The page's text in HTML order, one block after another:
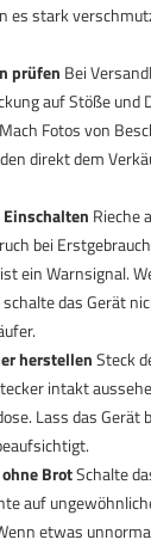
es stark
prüfen Bei
auf Stöße und
Fotos von
direkt dem
Rieche
bei
ein Warnsignal.
das Gerät
herstellenSteck
intakt
Lass das Gerät
BrotSchalte
auf
etwas